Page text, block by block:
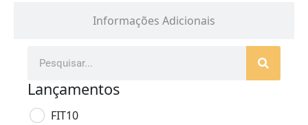
Informações Adicionais
Lançamentos
FIT10